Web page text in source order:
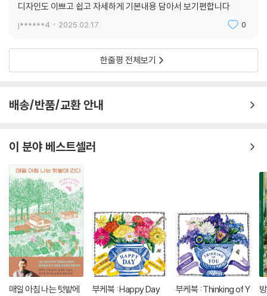
디자인도 이쁘고 쉽고 자세하게 기본내용 담아서 보기편합니다
j******4 2025.02.17. 0
한줄평 전체보기
배송/반품/교환 안내
이 분야 베스트셀러
매일 아침 나는 텃밭에
부케북 : Happy Day
부케북 : Thinking of Y